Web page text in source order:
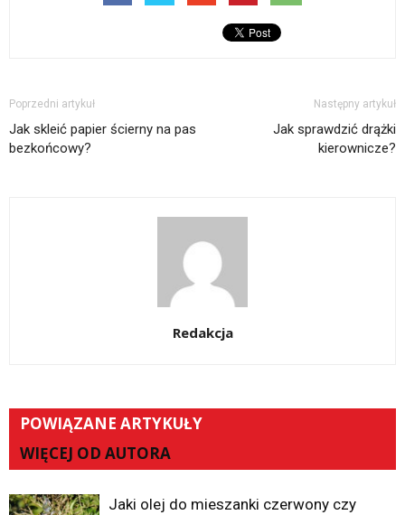
Poprzedni artykuł
Jak skleić papier ścierny na pas
bezkońcowy?
Następny artykuł
Jak sprawdzić drążki
kierownicze?
Redakcja
POWIĄZANE ARTYKUŁY
WIĘCEJ OD AUTORA
Jaki olej do mieszanki czerwony czy